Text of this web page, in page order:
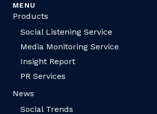
MENU
Products
Social Listening Service
Media Monitoring Service
Insight Report
PR Services
News
Social Trends